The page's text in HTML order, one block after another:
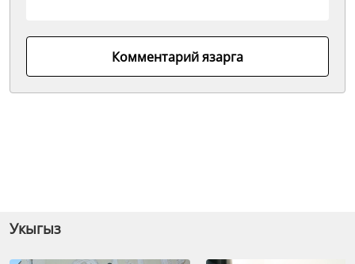
Комментарий язарга
Укыгыз